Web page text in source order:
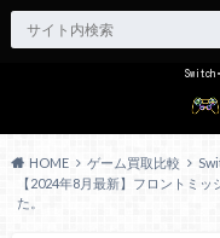
Switch
HOME ゲーム買取比較
【2024年8月最新】フロントミ
た。